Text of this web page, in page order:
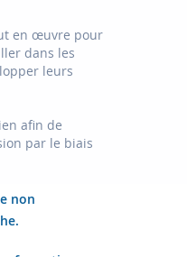
en œuvre pour
dans les
leurs
afin de
par le biais
non